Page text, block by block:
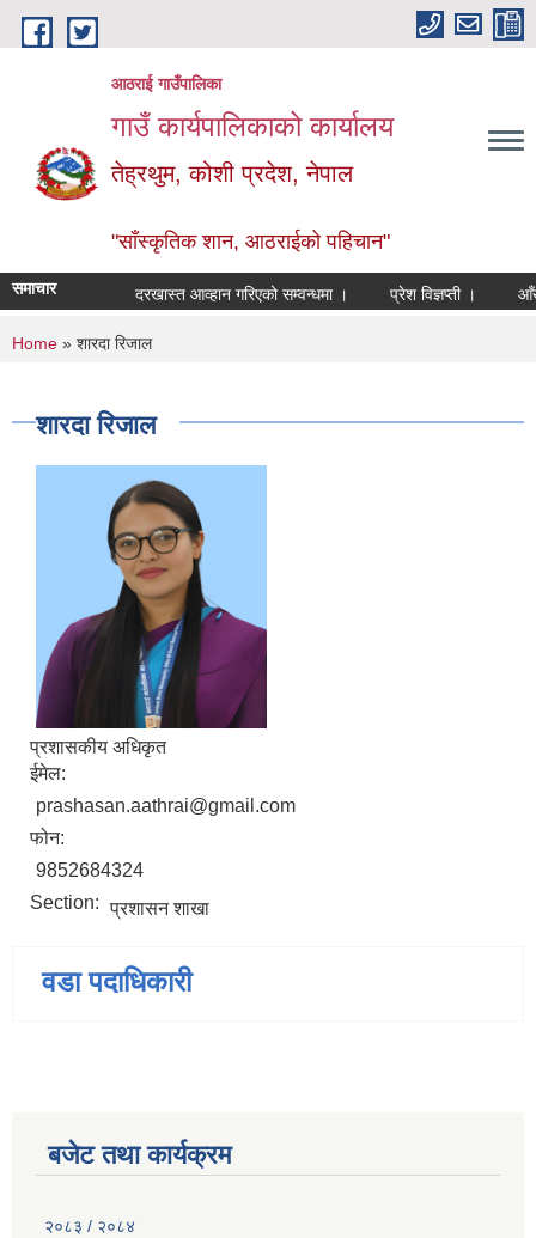
Skip to main content
आठराई गाउँपालिका
गाउँ कार्यपालिकाको कार्यालय
तेह्रथुम, कोशी प्रदेश, नेपाल
"साँस्कृतिक शान, आठराईको पहिचान"
समाचार दरखास्त आव्हान गरिएको सम्वन्धमा । प्रेश विज्ञप्ती । आँखा
You are here
Home » शारदा रिजाल
शारदा रिजाल
प्रशासकीय अधिकृत
ईमेल:
prashasan.aathrai@gmail.com
फोन:
9852684324
Section: प्रशासन शाखा
वडा पदाधिकारी
बजेट तथा कार्यक्रम
२०८३ / २०८४